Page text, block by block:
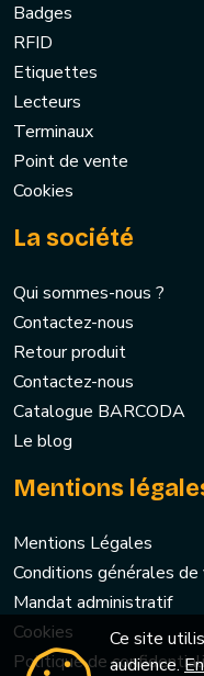
Badges
RFID
Etiquettes
Lecteurs
Terminaux
Point de vente
Cookies
La société
Qui sommes-nous ?
Contactez-nous
Retour produit
Contactez-nous
Catalogue BARCODA
Le blog
Mentions
Mentions Légales
Conditions générales
Mandat administratif
Cookies
Politique de
Ce site
audience.